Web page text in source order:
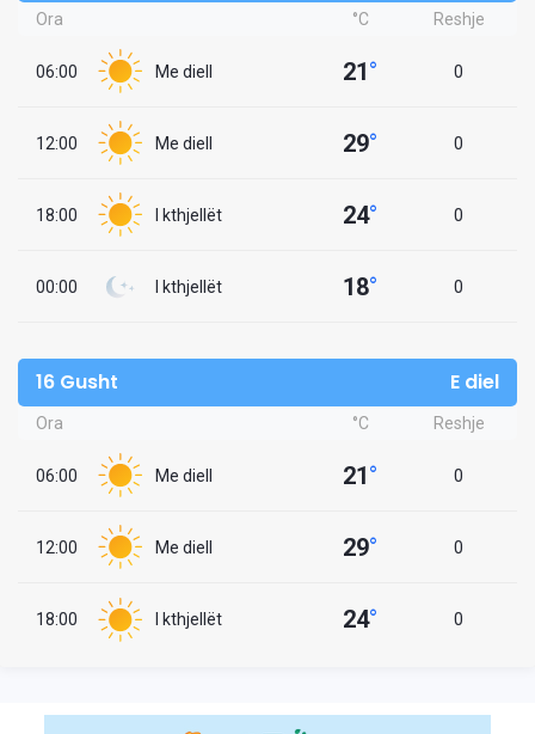
Ora °C Reshje
06:00 Me diell 21° 0
12:00 Me diell 29° 0
18:00 I kthjellët 24° 0
00:00 I kthjellët 18° 0
16 Gusht E diel
Ora °C Reshje
06:00 Me diell 21° 0
12:00 Me diell 29° 0
18:00 I kthjellët 24° 0